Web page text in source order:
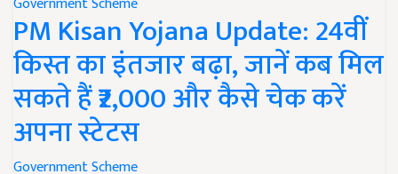
PM Kisan Yojana Update: 24वीं
किस्त का इंतजार बढ़ा, जानें कब मिल
सकते हैं ₹2,000 और कैसे चेक करें
अपना स्टेटस
Government Scheme